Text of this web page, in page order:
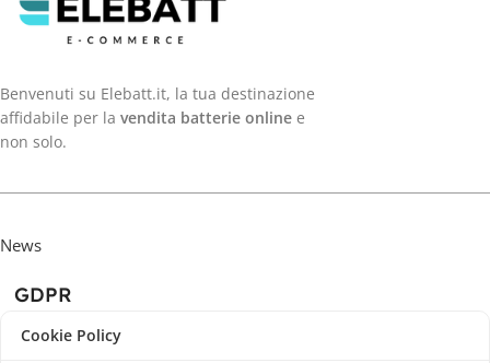
Benvenuti su Elebatt.it, la tua destinazione
affidabile per la vendita batterie online e
non solo.
News
GDPR
Cookie Policy